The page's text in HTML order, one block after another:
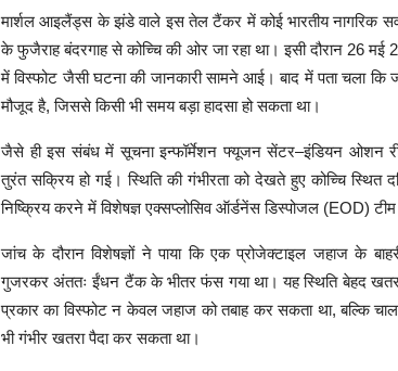
मार्शल आइलैंड्स के झंडे वाले इस तेल टैंकर में कोई भारतीय नागरिक
के फुजैराह बंदरगाह से कोच्चि की ओर जा रहा था। इसी दौरान 26
में विस्फोट जैसी घटना की जानकारी सामने आई। बाद में पता चला कि
मौजूद है, जिससे किसी भी समय बड़ा हादसा हो सकता था।
जैसे ही इस संबंध में सूचना इन्फॉर्मेशन फ्यूजन सेंटर–इंडियन ओशन
तुरंत सक्रिय हो गई। स्थिति की गंभीरता को देखते हुए कोच्चि स्थित
निष्क्रिय करने में विशेषज्ञ एक्सप्लोसिव ऑर्डनेंस डिस्पोजल (EOD) टीम
जांच के दौरान विशेषज्ञों ने पाया कि एक प्रोजेक्टाइल जहाज के
गुजरकर अंततः ईंधन टैंक के भीतर फंस गया था। यह स्थिति बेहद
प्रकार का विस्फोट न केवल जहाज को तबाह कर सकता था, बल्कि
भी गंभीर खतरा पैदा कर सकता था।